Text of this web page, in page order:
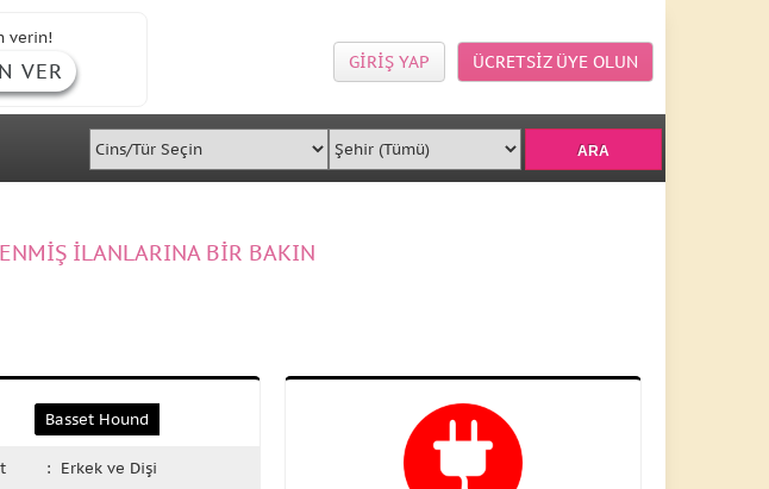
verin!
VER ÜCRETSİZ ÜYE OLUN
GİRİŞ YAP
İLANLARINA BİR BAKIN
Basset Hound
: Erkek ve Dişi